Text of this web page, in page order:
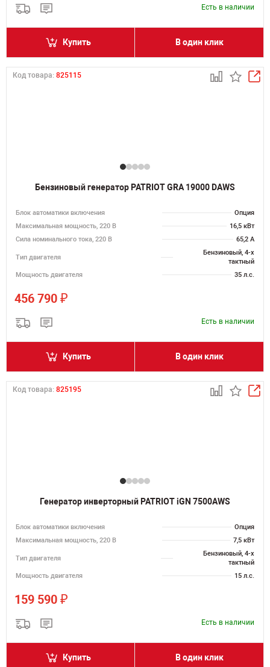
Есть в наличии
Купить В один клик
Код товара: 825115
Бензиновый генератор PATRIOT GRA 19000 DAWS
Блок автоматики включения
Опция
Максимальная мощность, 220 В
16,5 кВт
Сила номинального тока, 220 В
65,2 А
Тип двигателя
Бензиновый, 4-х
тактный
Мощность двигателя
35 л.с.
456 790 ₽
Есть в наличии
Купить В один клик
Код товара: 825195
Генератор инверторный PATRIOT iGN 7500AWS
Блок автоматики включения
Опция
Максимальная мощность, 220 В
7,5 кВт
Тип двигателя
Бензиновый, 4-х
тактный
Мощность двигателя
15 л.с.
159 590 ₽
Есть в наличии
Купить В один клик